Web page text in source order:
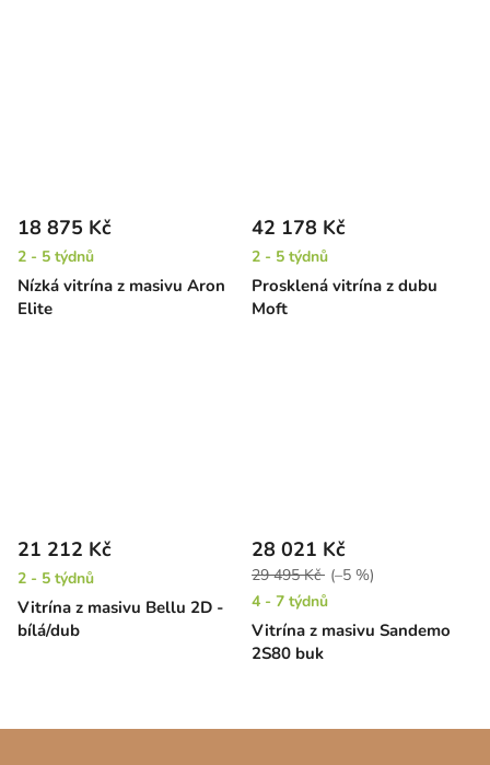
Nízká vitrína z masivu Aron
Elite
18 875 Kč
2 - 5 týdnů
Prosklená vitrína z dubu
Moft
42 178 Kč
2 - 5 týdnů
Vitrína z masivu Bellu 2D -
bílá/dub
21 212 Kč
2 - 5 týdnů
Vitrína z masivu Sandemo
2S80 buk
28 021 Kč
29 495 Kč (–5 %)
4 - 7 týdnů